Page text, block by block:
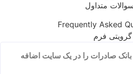
سوالات متداول
Frequently Asked
گرویتی فرم
بانک صادرات را در یک سایت اضافه